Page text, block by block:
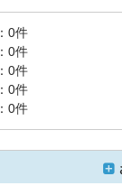
：0件
：0件
：0件
：0件
：0件